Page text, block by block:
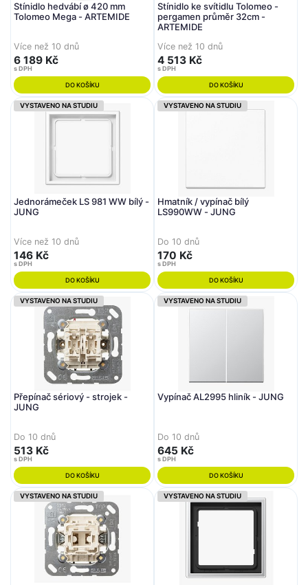
Stínidlo hedvábí ø 420 mm
Tolomeo Mega - ARTEMIDE
Více než 10 dnů
6 189 Kč
s DPH
DO KOŠÍKU
Stínidlo ke svítidlu Tolomeo -
pergamen průměr 32cm -
ARTEMIDE
Více než 10 dnů
4 513 Kč
s DPH
DO KOŠÍKU
VYSTAVENO NA STUDIU
Jednorámeček LS 981 WW bílý -
JUNG
Více než 10 dnů
146 Kč
s DPH
DO KOŠÍKU
VYSTAVENO NA STUDIU
Hmatník / vypínač bílý
LS990WW - JUNG
Do 10 dnů
170 Kč
s DPH
DO KOŠÍKU
VYSTAVENO NA STUDIU
Přepínač sériový - strojek -
JUNG
Do 10 dnů
513 Kč
s DPH
DO KOŠÍKU
VYSTAVENO NA STUDIU
Vypínač AL2995 hliník - JUNG
Do 10 dnů
645 Kč
s DPH
DO KOŠÍKU
VYSTAVENO NA STUDIU VYSTAVENO NA STUDIU